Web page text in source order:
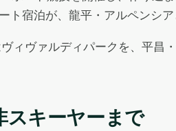
宿泊が、龍平・アルペンシ
ィヴァルディパークを、平昌
スキーヤーまで